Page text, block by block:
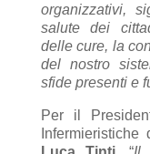
organizzativi,
salute dei
delle cure, la
del nostro
sfide presenti e
Per il